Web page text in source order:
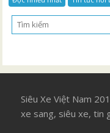
Siêu Xe Việt Nam
xe sang, siêu xe, tin